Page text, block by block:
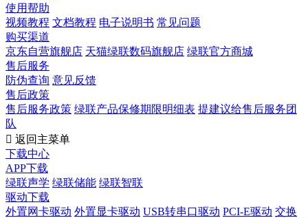
使用帮助
视频教程 文档教程 电子说明书 常见问题
购买渠道
京东自营旗舰店 天猫绿联数码旗舰店 绿联官方商城
售后服务
防伪查询 意见反馈
售后政策
售后服务政策 绿联产品保修期限明细表 提建议给售后服务团
队
 返回主菜单
下载中心
APP下载
绿联声学 绿联储能 绿联智联
驱动下载
外置网卡驱动 外置显卡驱动 USB转串口驱动 PCI-E驱动 交换